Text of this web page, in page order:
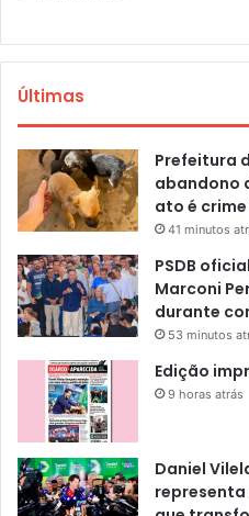
Últimas
Prefeitura
abandono
ato é
41 minutos
PSDB
Marconi
durante
53 minutos
Edição
9 horas atrás
Daniel